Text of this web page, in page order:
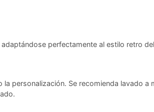
perfectamente al estilo retro
personalización. Se recomienda lavado a